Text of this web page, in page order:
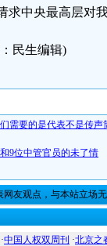
求中央最高层对
民生编辑)
需要的是代表不是传声
9位中管官员的未了情
网友观点，与本站立场
·中国人权双周刊 ·北京之